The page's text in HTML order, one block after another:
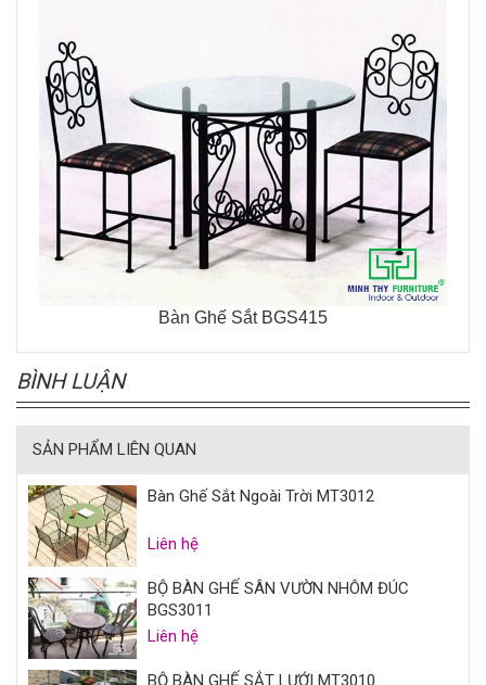
Bàn Ghế Sắt BGS415
BÌNH LUẬN
SẢN PHẨM LIÊN QUAN
Bàn Ghế Sắt Ngoài Trời MT3012
Liên hệ
BỘ BÀN GHẾ SÂN VƯỜN NHÔM ĐÚC
BGS3011
Liên hệ
BỘ BÀN GHẾ SẮT LƯỚI MT3010